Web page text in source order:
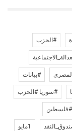
#الحزب
#بيانات
#سوريا #الحزب
#فلسطين
1مايو